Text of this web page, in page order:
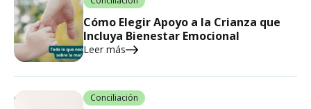
Cómo Elegir Apoyo a la Crianza que
Incluya Bienestar Emocional
Leer más
Conciliación